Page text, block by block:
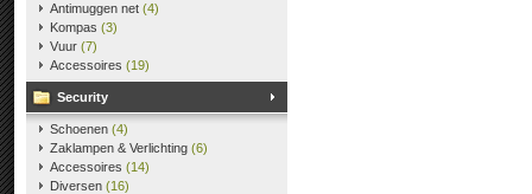
Antimuggen net (4)
Kompas (3)
Vuur (7)
Accessoires (19)
Security
Schoenen (4)
Zaklampen & Verlichting (6)
Accessoires (14)
Diversen (16)